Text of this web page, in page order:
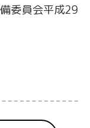
委員会平成29